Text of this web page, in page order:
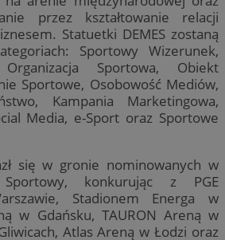
przez kształtowanie relacji
Statuetki DEMES zostaną
Sportowy Wizerunek,
Sportowa, Obiekt
Sportowe, Osobowość Mediów,
Kampania Marketingowa,
Media, e-Sport oraz Sportowe
się w gronie nominowanych w
konkurując z PGE
Stadionem Energa w
w Gdańsku, TAURON Areną w
Atlas Areną w Łodzi oraz